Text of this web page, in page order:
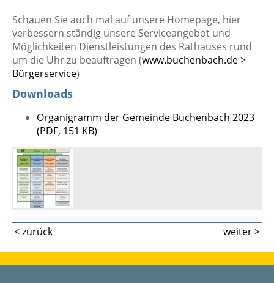
Schauen Sie auch mal auf unsere Homepage, hier
verbessern ständig unsere Serviceangebot und
Möglichkeiten Dienstleistungen des Rathauses rund
um die Uhr zu beauftragen (www.buchenbach.de >
Bürgerservice)
Downloads
Organigramm der Gemeinde Buchenbach 2023
(PDF, 151 KB)
< zurück weiter >